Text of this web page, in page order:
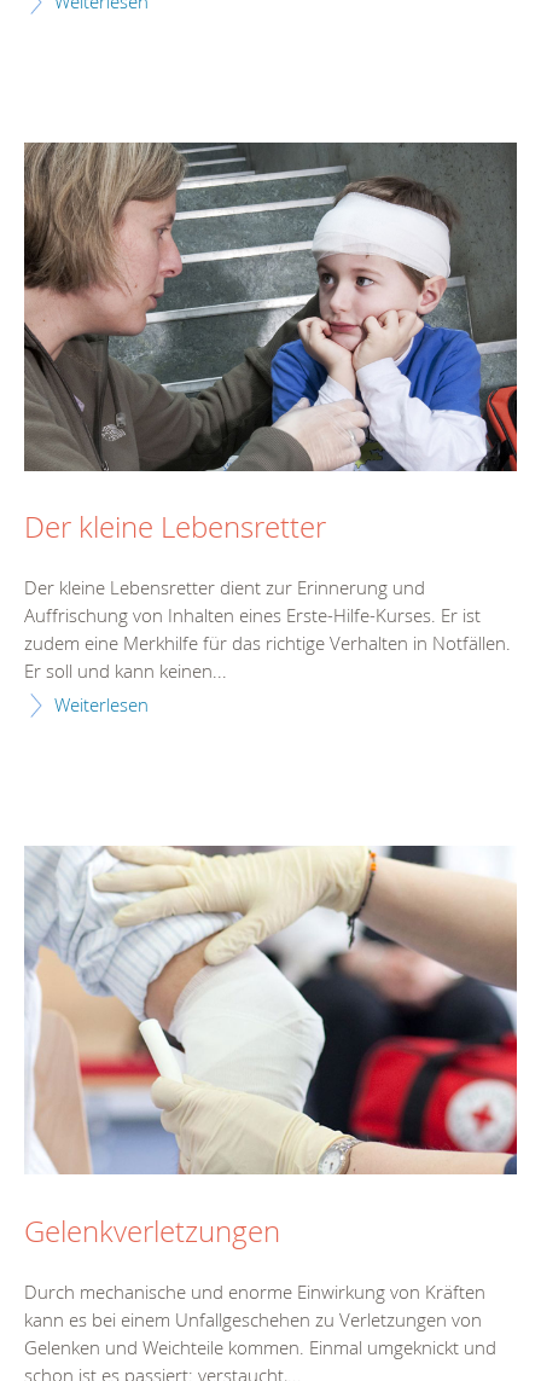
Der kleine Lebensretter
Der kleine Lebensretter dient zur Erinnerung und
Auffrischung von Inhalten eines Erste-Hilfe-Kurses. Er ist
zudem eine Merkhilfe für das richtige Verhalten in Notfällen.
Er soll und kann keinen...
Weiterlesen
Gelenkverletzungen
Durch mechanische und enorme Einwirkung von Kräften
kann es bei einem Unfallgeschehen zu Verletzungen von
Gelenken und Weichteile kommen. Einmal umgeknickt und
schon ist es passiert: verstaucht,...